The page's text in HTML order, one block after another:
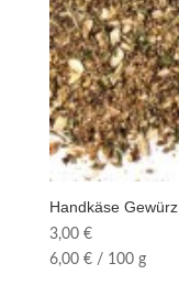
Handkäse Gewürz
3,00 €
6,00 €/ 100 g